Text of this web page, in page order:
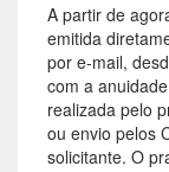
A partir de
emitida
por e-mail,
com a
realizada pelo
ou envio pelos
solicitante. O